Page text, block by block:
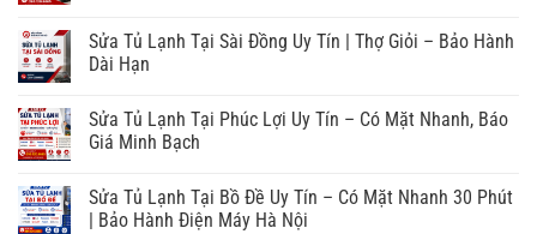
Sửa Tủ Lạnh Tại Sài Đồng Uy Tín | Thợ Giỏi – Bảo Hành
Dài Hạn
Sửa Tủ Lạnh Tại Phúc Lợi Uy Tín – Có Mặt Nhanh, Báo
Giá Minh Bạch
Sửa Tủ Lạnh Tại Bồ Đề Uy Tín – Có Mặt Nhanh 30 Phút
| Bảo Hành Điện Máy Hà Nội